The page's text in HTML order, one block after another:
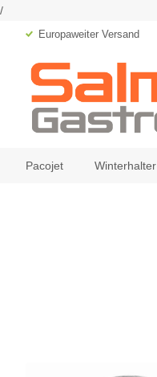
/
Europaweiter Versand
Pacojet Winterhalter